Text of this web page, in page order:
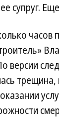
супруг.
версии